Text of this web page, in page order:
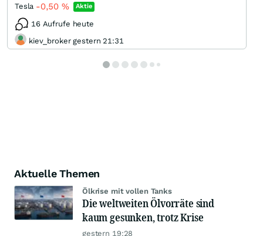
Tesla -0,50 % Aktie
16 Aufrufe heute
kiev_broker gestern 21:31
Aktuelle Themen
Ölkrise mit vollen Tanks
Die weltweiten Ölvorräte sind
kaum gesunken, trotz Krise
gestern 19:28